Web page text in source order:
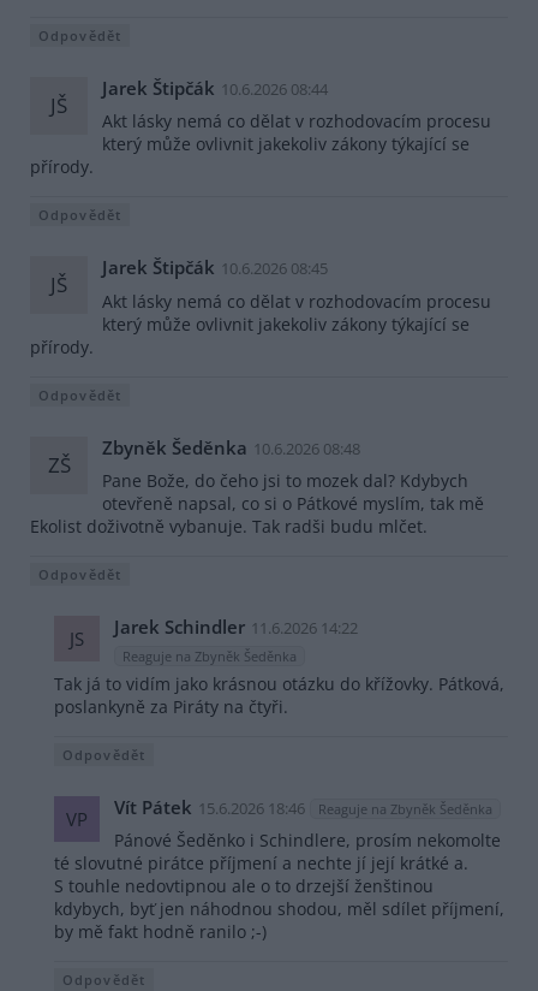
Odpovědět
JŠ
Jarek Štipčák 10.6.2026 08:44
Akt lásky nemá co dělat v rozhodovacím procesu
který může ovlivnit jakekoliv zákony týkající se
přírody.
Odpovědět
JŠ
Jarek Štipčák 10.6.2026 08:45
Akt lásky nemá co dělat v rozhodovacím procesu
který může ovlivnit jakekoliv zákony týkající se
přírody.
Odpovědět
ZŠ
Zbyněk Šeděnka 10.6.2026 08:48
Pane Bože, do čeho jsi to mozek dal? Kdybych
otevřeně napsal, co si o Pátkové myslím, tak mě
Ekolist doživotně vybanuje. Tak radši budu mlčet.
Odpovědět
JS Jarek Schindler 11.6.2026 14:22
Reaguje na Zbyněk Šeděnka
Tak já to vidím jako krásnou otázku do křížovky. Pátková,
poslankyně za Piráty na čtyři.
Odpovědět
VP Vít Pátek 15.6.2026 18:46 Reaguje na Zbyněk Šeděnka
Pánové Šeděnko i Schindlere, prosím nekomolte
té slovutné pirátce příjmení a nechte jí její krátké a.
S touhle nedovtipnou ale o to drzejší ženštinou
kdybych, byť jen náhodnou shodou, měl sdílet příjmení,
by mě fakt hodně ranilo ;-)
Odpovědět